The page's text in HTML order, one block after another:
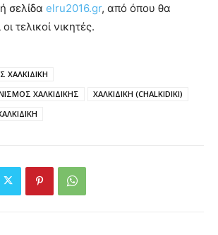
σελίδα elru2016.gr, από όπου θα
τελικοί νικητές.
ΧΑΛΚΙΔΙΚΗ
ΧΑΛΚΙΔΙΚΗΣ
ΧΑΛΚΙΔΙΚΗ (CHALKIDIKI)